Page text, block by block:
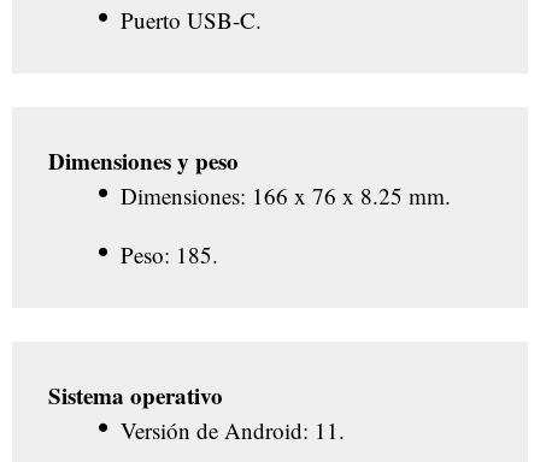
Puerto USB-C.
Dimensiones y peso
Dimensiones: 166 x 76 x 8.25 mm.
Peso: 185.
Sistema operativo
Versión de Android: 11.